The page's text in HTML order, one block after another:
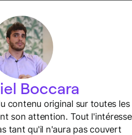
Boccara
contenu original sur toutes les
son attention. Tout l'intéresse
tant qu'il n'aura pas couvert